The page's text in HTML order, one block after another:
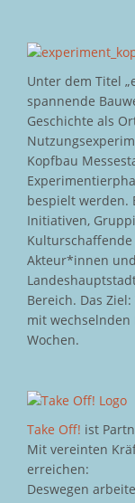
Unter dem Titel
spannende
Geschichte als
Kopfbau
bespielt werden.
Initiativen,
Akteur*innen
Bereich. Das
mit wechselnden
Wochen.
Take Off! ist
Mit vereinten
erreichen:
Deswegen